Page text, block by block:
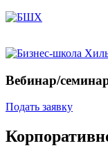
Вебинар/
Подать заявку